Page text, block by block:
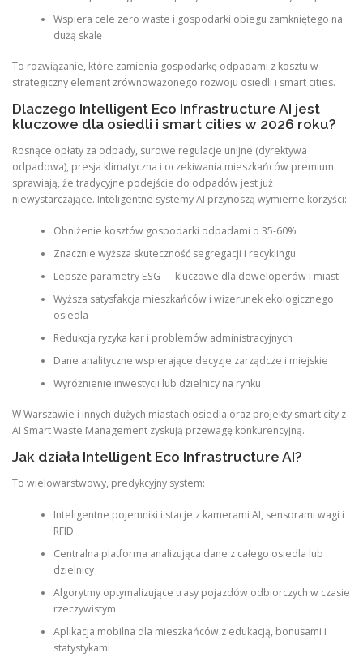
Wspiera cele zero waste i gospodarki obiegu zamkniętego na
dużą skalę
To rozwiązanie, które zamienia gospodarkę odpadami z kosztu w
strategiczny element zrównoważonego rozwoju osiedli i smart cities.
Dlaczego Intelligent Eco Infrastructure AI jest
kluczowe dla osiedli i smart cities w 2026 roku?
Rosnące opłaty za odpady, surowe regulacje unijne (dyrektywa
odpadowa), presja klimatyczna i oczekiwania mieszkańców premium
sprawiają, że tradycyjne podejście do odpadów jest już
niewystarczające. Inteligentne systemy AI przynoszą wymierne korzyści:
Obniżenie kosztów gospodarki odpadami o 35-60%
Znacznie wyższa skuteczność segregacji i recyklingu
Lepsze parametry ESG — kluczowe dla deweloperów i miast
Wyższa satysfakcja mieszkańców i wizerunek ekologicznego
osiedla
Redukcja ryzyka kar i problemów administracyjnych
Dane analityczne wspierające decyzje zarządcze i miejskie
Wyróżnienie inwestycji lub dzielnicy na rynku
W Warszawie i innych dużych miastach osiedla oraz projekty smart city z
AI Smart Waste Management zyskują przewagę konkurencyjną.
Jak działa Intelligent Eco Infrastructure AI?
To wielowarstwowy, predykcyjny system:
Inteligentne pojemniki i stacje z kamerami AI, sensorami wagi i
RFID
Centralna platforma analizująca dane z całego osiedla lub
dzielnicy
Algorytmy optymalizujące trasy pojazdów odbiorczych w czasie
rzeczywistym
Aplikacja mobilna dla mieszkańców z edukacją, bonusami i
statystykami